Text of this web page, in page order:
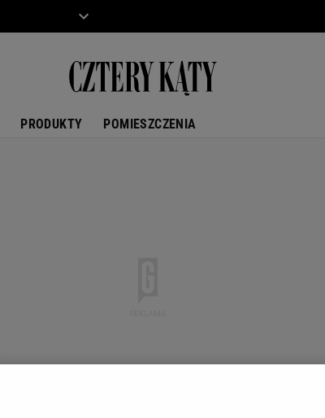
PRODUKTY POMIESZCZENIA